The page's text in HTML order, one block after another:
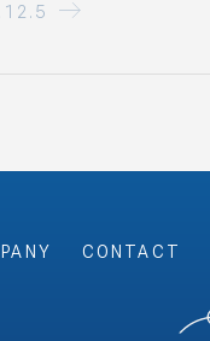
CONTACT